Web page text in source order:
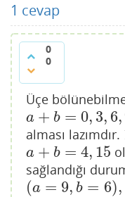
1 cevap
0
0
Üçe
a + b = 0, 3, 6,
a+b=0 3,6,9, 12 15
alması lazımdır.
a + b = 4, 15
a+b=4 15
sağlandığı
(a = 9, b = 6),
(a= 9,b =6 ),( a= 8,b=